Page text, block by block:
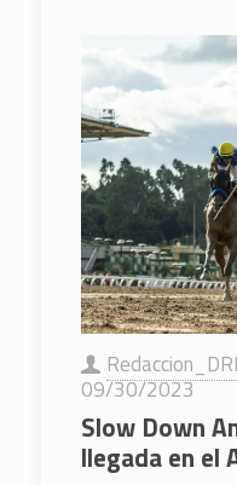
09/30/2023
Slow Down
llegada en el